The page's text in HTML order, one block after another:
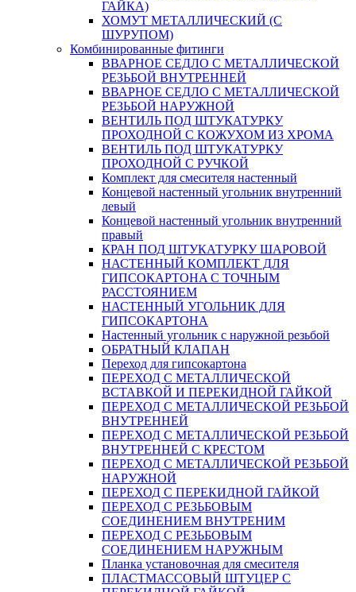
ГАЙКА)
ХОМУТ МЕТАЛЛИЧЕСКИЙ (С
ШУРУПОМ)
Комбинированные фитинги
ВВАРНОЕ СЕДЛО С МЕТАЛЛИЧЕСКОЙ
РЕЗЬБОЙ ВНУТРЕННЕЙ
ВВАРНОЕ СЕДЛО С МЕТАЛЛИЧЕСКОЙ
РЕЗЬБОЙ НАРУЖНОЙ
ВЕНТИЛЬ ПОД ШТУКАТУРКУ
ПРОХОДНОЙ С КОЖУХОМ ИЗ ХРОМА
ВЕНТИЛЬ ПОД ШТУКАТУРКУ
ПРОХОДНОЙ С РУЧКОЙ
Комплект для смесителя настенный
Концевой настенный угольник внутренний
левый
Концевой настенный угольник внутренний
правый
КРАН ПОД ШТУКАТУРКУ ШАРОВОЙ
НАСТЕННЫЙ КОМПЛЕКТ ДЛЯ
ГИПСОКАРТОНA С ТОЧНЫМ
РАССТОЯНИЕМ
НАСТЕННЫЙ УГОЛЬНИК ДЛЯ
ГИПСОКАРТОНА
Настенный угольник с наружной резьбой
ОБРАТНЫЙ КЛАПАН
Переход для гипсокартона
ПЕРЕХОД С МЕТАЛЛИЧЕСКОЙ
ВСТАВКОЙ И ПЕРЕКИДНОЙ ГАЙКОЙ
ПЕРЕХОД С МЕТАЛЛИЧЕСКОЙ РЕЗЬБОЙ
ВНУТРЕННЕЙ
ПЕРЕХОД С МЕТАЛЛИЧЕСКОЙ РЕЗЬБОЙ
ВНУТРЕННЕЙ С КРЕСТОМ
ПЕРЕХОД С МЕТАЛЛИЧЕСКОЙ РЕЗЬБОЙ
НАРУЖНОЙ
ПЕРЕХОД С ПЕРЕКИДНОЙ ГАЙКОЙ
ПЕРЕХОД С РЕЗЬБОВЫМ
СОЕДИНЕНИЕМ ВНУТРЕНИМ
ПЕРЕХОД С РЕЗЬБОВЫМ
СОЕДИНЕНИЕМ НАРУЖНЫМ
Планка установочная для смесителя
ПЛАСТМАССОВЫЙ ШТУЦЕР С